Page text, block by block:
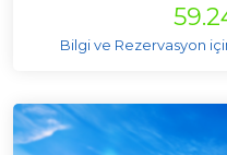
Bilgi ve Rezervasyon